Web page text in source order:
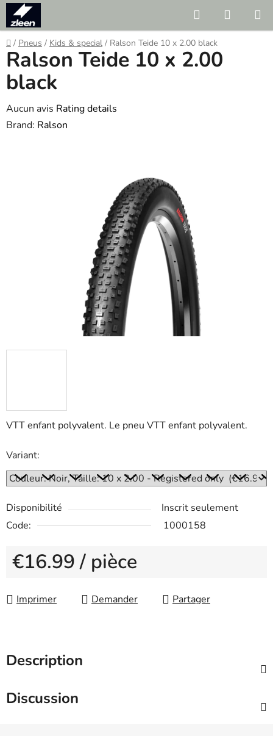
Skip
content
Search
CART
Home
/ Pneus / Kids & special / Ralson Teide 10 x 2.00 black
VTT enfant polyvalent. Le pneu VTT enfant polyvalent.
Variant:
Disponibilité
Inscrit seulement
Code:
1000158
€16.99/ pièce
Imprimer
Demander Partager
Ralson Teide 10 x 2.00
black
The
average
Aucun avis Rating details
Brand: Ralson
Description
Discussion